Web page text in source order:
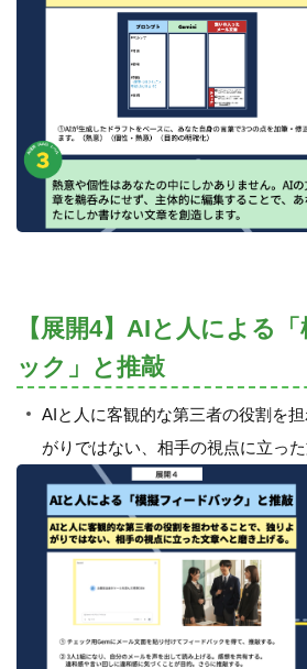
【展開4】AIと人による
ック」と推敲
AIと人に客観的な第三者の役割を
がりではない、相手の視点に立った